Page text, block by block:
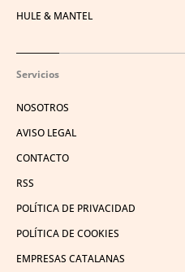
HULE & MANTEL
Servicios
NOSOTROS
AVISO LEGAL
CONTACTO
RSS
POLÍTICA DE PRIVACIDAD
POLÍTICA DE COOKIES
EMPRESAS CATALANAS